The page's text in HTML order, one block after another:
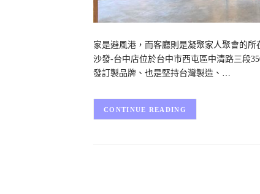
家是避風港，而客廳則是凝聚家人聚會的
沙發-台中店位於台中市西屯區中清路三段
發訂製品牌、也是堅持台灣製造、…
CONTINUE READING